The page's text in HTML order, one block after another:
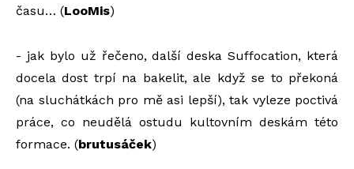
času… (LooMis)
- jak bylo už řečeno, další deska Suffocation, která
docela dost trpí na bakelit, ale když se to překoná
(na sluchátkách pro mě asi lepší), tak vyleze poctivá
práce, co neudělá ostudu kultovním deskám této
formace. (brutusáček)